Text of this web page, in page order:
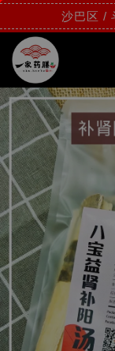
沙巴区 /